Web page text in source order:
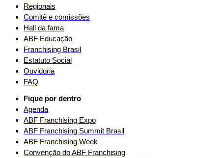
Regionais
Comitê e comissões
Hall da fama
ABF Educação
Franchising Brasil
Estatuto Social
Ouvidoria
FAQ
Fique por dentro
Agenda
ABF Franchising Expo
ABF Franchising Summit Brasil
ABF Franchising Week
Convenção do ABF Franchising